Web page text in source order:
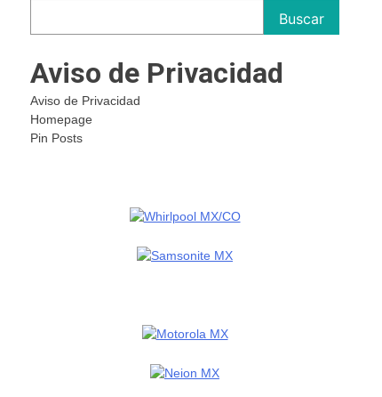
Buscar
Aviso de Privacidad
Aviso de Privacidad
Homepage
Pin Posts